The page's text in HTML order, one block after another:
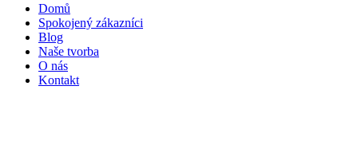
Domů
Spokojený zákazníci
Blog
Naše tvorba
O nás
Kontakt